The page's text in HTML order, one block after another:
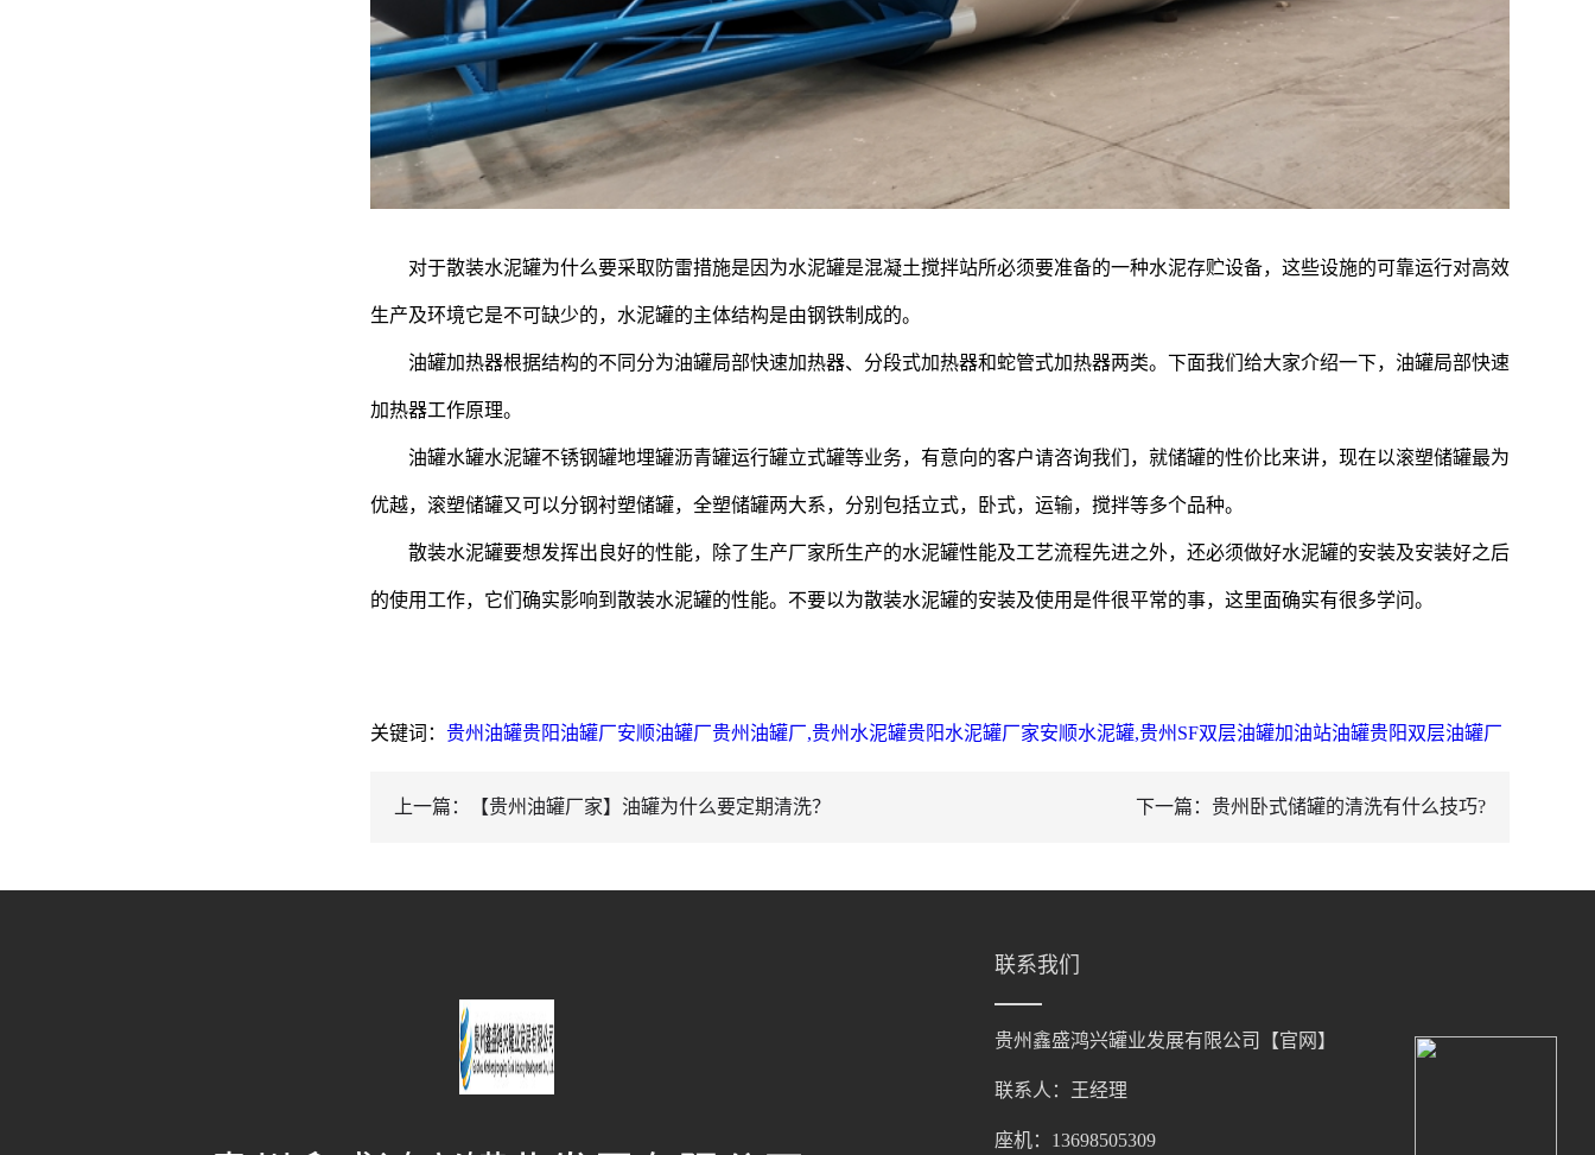
对于散装水泥罐为什么要采取防雷措施是因为水泥罐是混凝土搅拌站所必须要准备的一种水泥存贮设备，这些设施的可靠运行对高效
生产及环境它是不可缺少的，水泥罐的主体结构是由钢铁制成的。
油罐加热器根据结构的不同分为油罐局部快速加热器、分段式加热器和蛇管式加热器两类。下面我们给大家介绍一下，油罐局部快速
加热器工作原理。
油罐水罐水泥罐不锈钢罐地埋罐沥青罐运行罐立式罐等业务，有意向的客户请咨询我们，就储罐的性价比来讲，现在以滚塑储罐最为
优越，滚塑储罐又可以分钢衬塑储罐，全塑储罐两大系，分别包括立式，卧式，运输，搅拌等多个品种。
散装水泥罐要想发挥出良好的性能，除了生产厂家所生产的水泥罐性能及工艺流程先进之外，还必须做好水泥罐的安装及安装好之后
的使用工作，它们确实影响到散装水泥罐的性能。不要以为散装水泥罐的安装及使用是件很平常的事，这里面确实有很多学问。
关键词： 贵州油罐贵阳油罐厂安顺油罐厂贵州油罐厂,贵州水泥罐贵阳水泥罐厂家安顺水泥罐,贵州SF双层油罐加油站油罐贵阳双层油罐厂
上一篇：【贵州油罐厂家】油罐为什么要定期清洗？ 下一篇：贵州卧式储罐的清洗有什么技巧?
联系我们
贵州鑫盛鸿兴罐业发展有限公司【官网】
联系人：王经理
座机：13698505309